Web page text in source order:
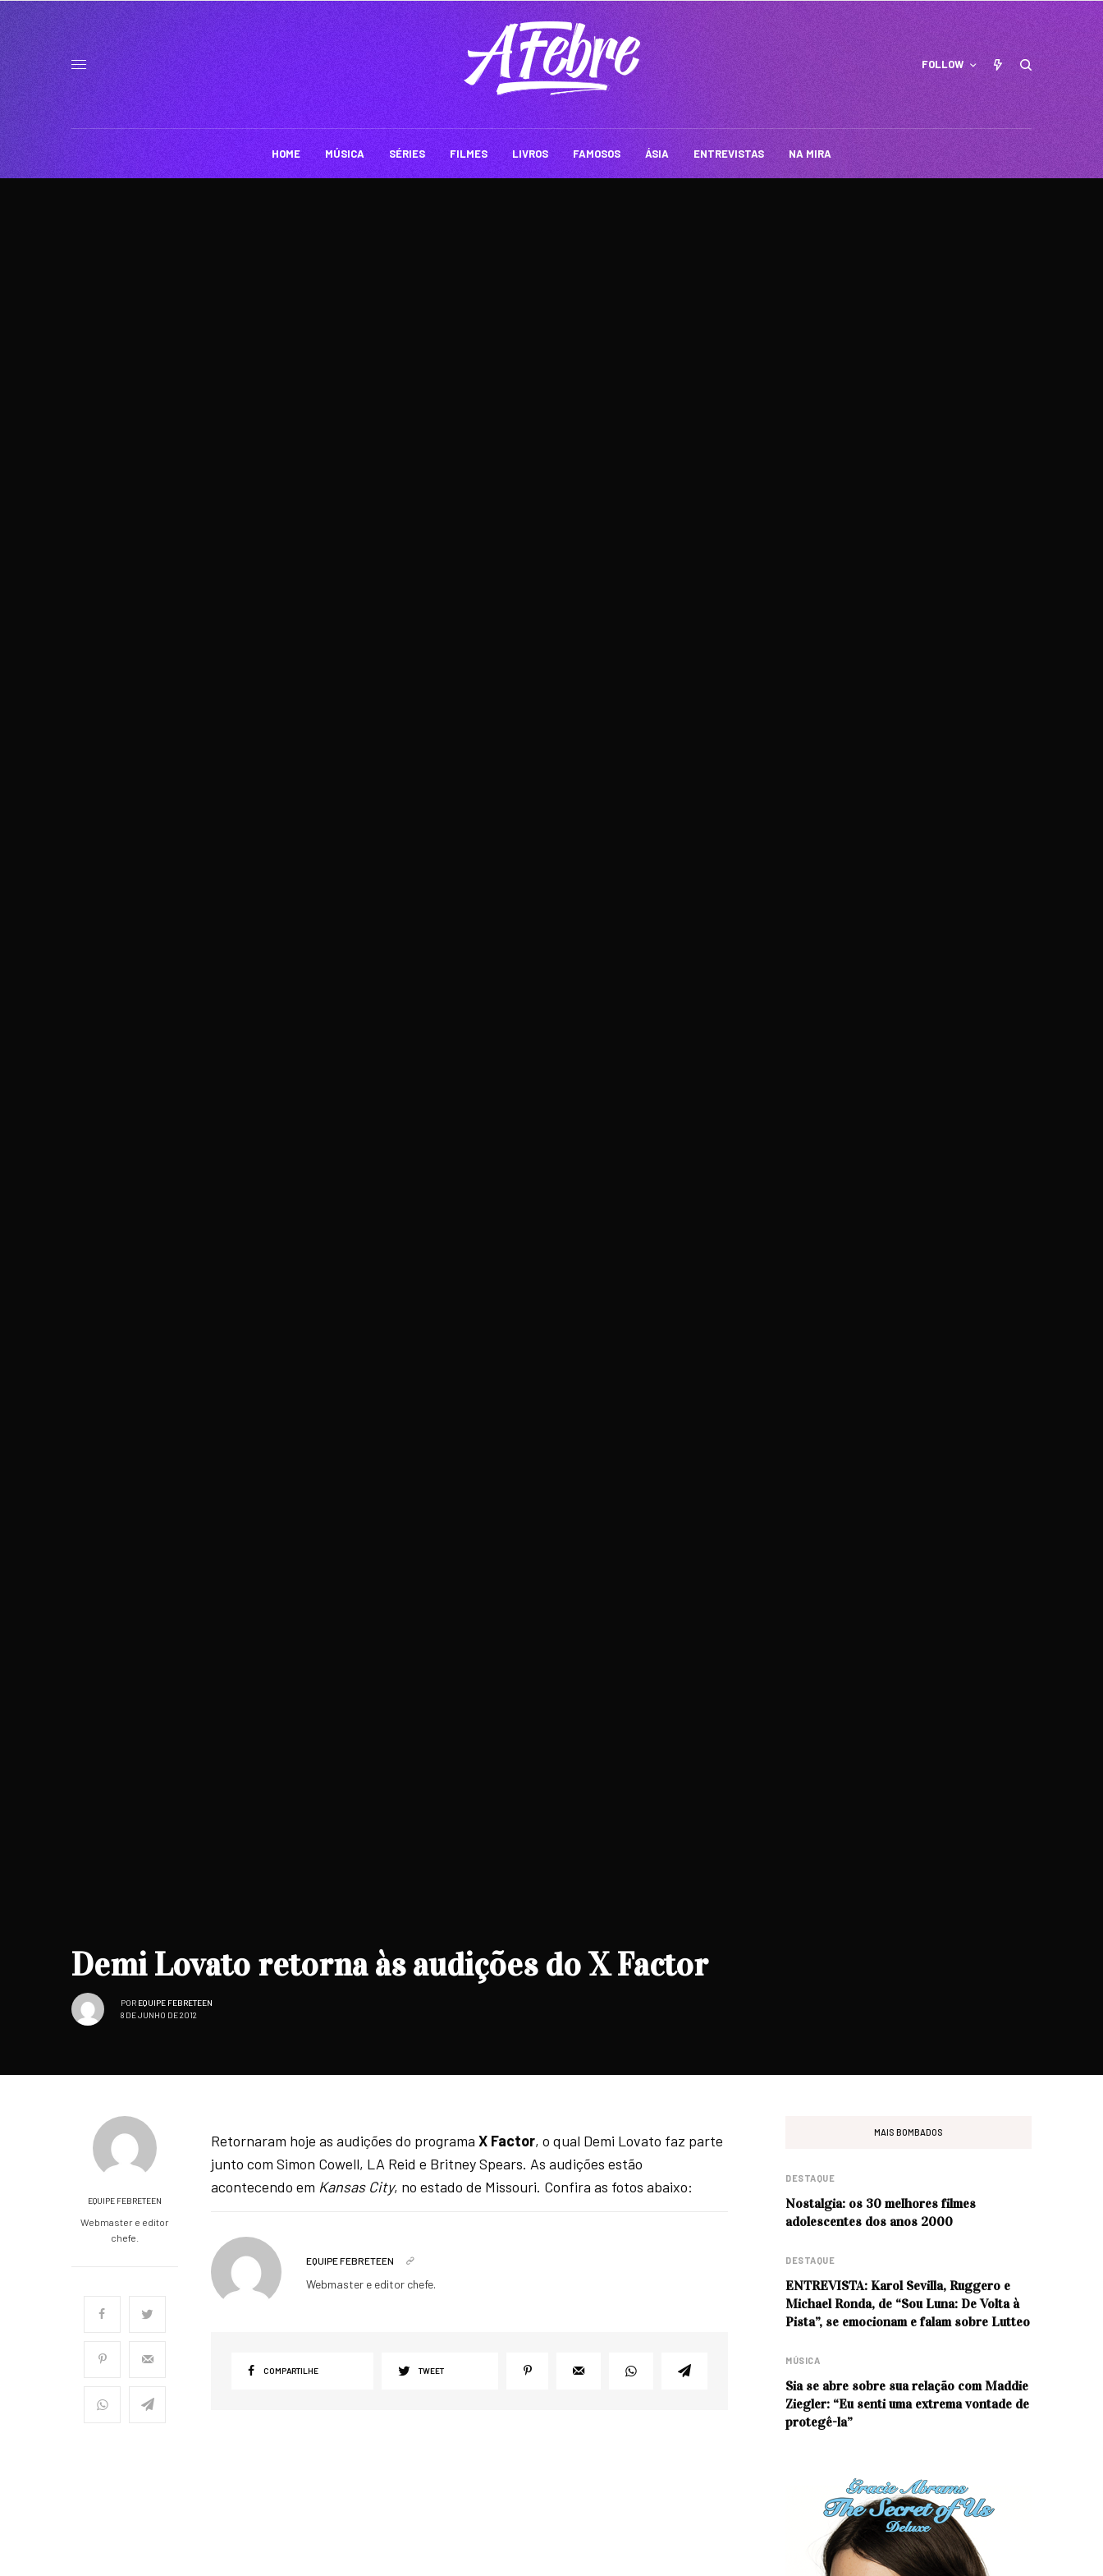
FOLLOW
HOME MÚSICA SÉRIES FILMES LIVROS FAMOSOS ÁSIA ENTREVISTAS NA MIRA
Demi Lovato retorna às audições do X Factor
POR EQUIPE FEBRETEEN
8 DE JUNHO DE 2012
EQUIPE FEBRETEEN
Webmaster e editor
chefe.
Retornaram hoje as audições do programa X Factor, o qual Demi Lovato faz parte
junto com Simon Cowell, LA Reid e Britney Spears. As audições estão
acontecendo em Kansas City, no estado de Missouri. Confira as fotos abaixo:
EQUIPE FEBRETEEN
Webmaster e editor chefe.
COMPARTILHE TWEET
MAIS BOMBADOS
DESTAQUE
Nostalgia: os 30 melhores filmes
adolescentes dos anos 2000
DESTAQUE
ENTREVISTA: Karol Sevilla, Ruggero e
Michael Ronda, de “Sou Luna: De Volta à
Pista”, se emocionam e falam sobre Lutteo
MÚSICA
Sia se abre sobre sua relação com Maddie
Ziegler: “Eu senti uma extrema vontade de
protegê-la”